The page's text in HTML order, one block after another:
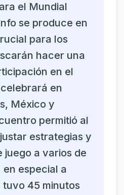
el Mundial
se produce en
para los
hacer una
en el
en
México y
permitió al
estrategias y
juego a varios de
en especial a
tuvo 45 minutos